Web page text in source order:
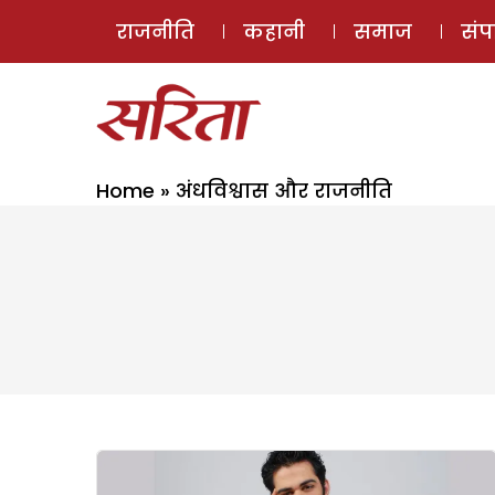
राजनीति कहानी समाज
Home » अंधविश्वास और राजनीति